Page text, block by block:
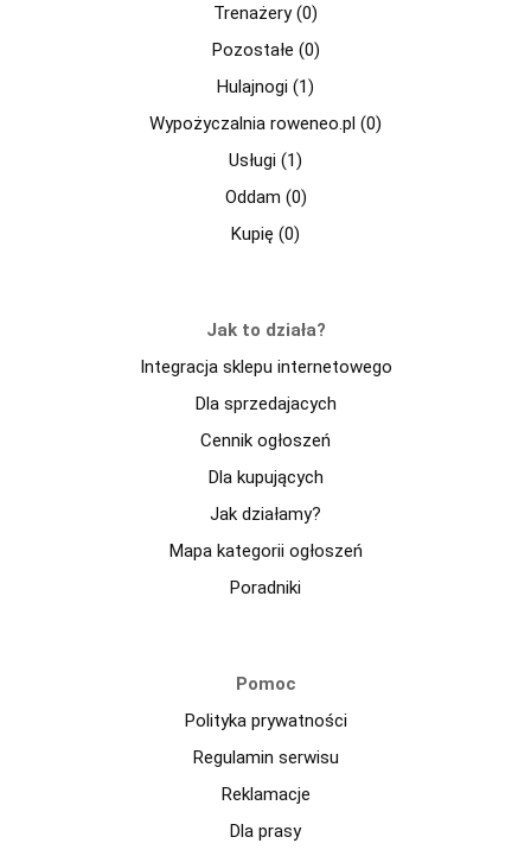
Trenażery (0)
Pozostałe (0)
Hulajnogi (1)
Wypożyczalnia roweneo.pl (0)
Usługi (1)
Oddam (0)
Kupię (0)
Jak to działa?
Integracja sklepu internetowego
Dla sprzedajacych
Cennik ogłoszeń
Dla kupujących
Jak działamy?
Mapa kategorii ogłoszeń
Poradniki
Pomoc
Polityka prywatności
Regulamin serwisu
Reklamacje
Dla prasy